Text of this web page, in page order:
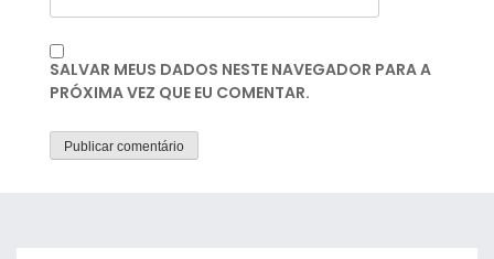
SALVAR MEUS DADOS NESTE NAVEGADOR PARA A
PRÓXIMA VEZ QUE EU COMENTAR.